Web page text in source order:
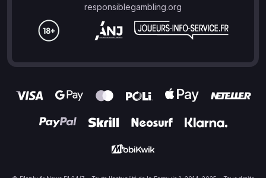
responsiblegambling.org